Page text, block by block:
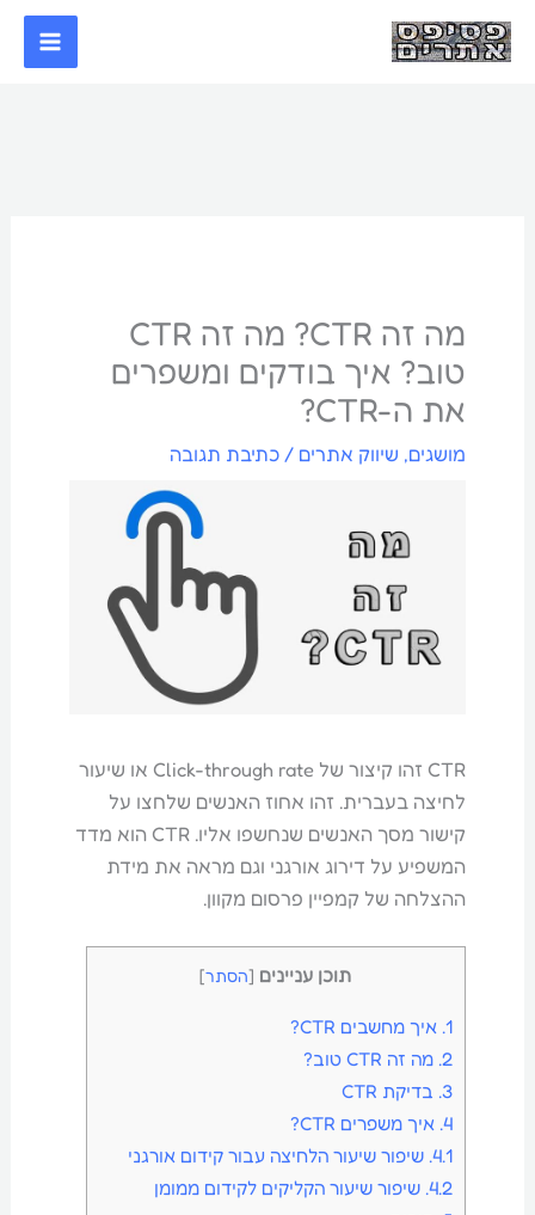
לתוכן
מה זה CTR? מה זה CTR
טוב? איך בודקים ומשפרים
את ה-CTR?
מושגים, שיווק אתרים /כתיבת תגובה
CTR זהו קיצור של Click-through rate או שיעור
לחיצה בעברית. זהו אחוז האנשים שלחצו על
קישור מסך האנשים שנחשפו אליו. CTR הוא מדד
המשפיע על דירוג אורגני וגם מראה את מידת
ההצלחה של קמפיין פרסום מקוון.
תוכן עניינים [הסתר]
1. איך מחשבים CTR?
2. מה זה CTR טוב?
3. בדיקת CTR
4. איך משפרים CTR?
4.1. שיפור שיעור הלחיצה עבור קידום אורגני
4.2. שיפור שיעור הקליקים לקידום ממומן